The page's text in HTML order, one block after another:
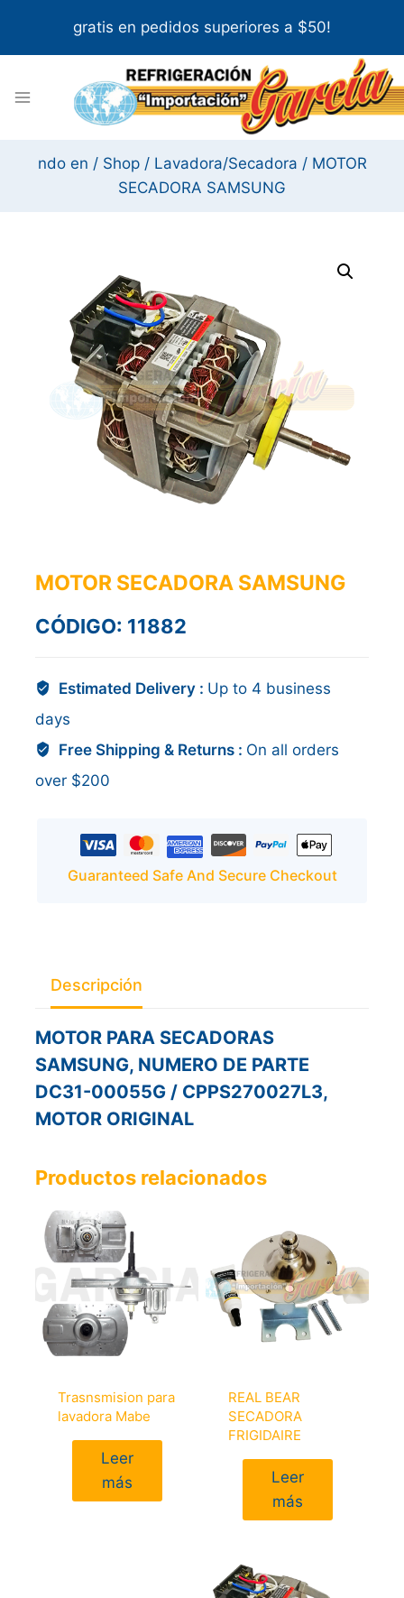
content
gratis en pedidos superiores a $50!
ndo en / Shop / Lavadora/Secadora / MOTOR
SECADORA SAMSUNG
MOTOR SECADORA SAMSUNG
CÓDIGO: 11882
Estimated Delivery : Up to 4 business
days
Free Shipping & Returns : On all orders
over $200
Guaranteed Safe And Secure Checkout
Descripción
MOTOR PARA SECADORAS
SAMSUNG, NUMERO DE PARTE
DC31-00055G / CPPS270027L3,
MOTOR ORIGINAL
Productos relacionados
Trasnsmision para
lavadora Mabe
Leer
más
REAL BEAR
SECADORA
FRIGIDAIRE
Leer
más